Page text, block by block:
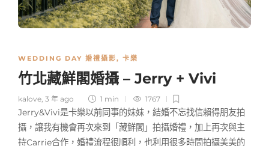
WEDDING DAY 婚禮攝影, 卡樂
竹北藏鮮閣婚攝 – Jerry + Vivi
kalove, 3 年 ago 1 min 1767
Jerry&Vivi是卡樂以前同事的妹妹，結婚不忘找信賴得朋友拍
攝，讓我有機會再次來到「藏鮮閣」拍攝婚禮，加上再次與主
持Carrie合作，婚禮流程很順利，也利用很多時間拍攝美美的